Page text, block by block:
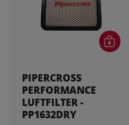
PIPERCROSS
PERFORMANCE
LUFTFILTER -
PP1632DRY